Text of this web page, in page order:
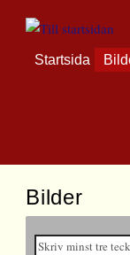
Startsida
Bilder